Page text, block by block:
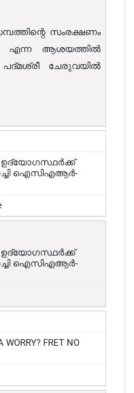
സംരക്ഷണം
എന്ന ആശയത്തിൽ
ചേരുവയിൽ
ഉദ്യോഗസ്ഥർക്ക്
ഐസിഎആർ-
ഉദ്യോഗസ്ഥർക്ക്
ഐസിഎആർ-
FRET NO